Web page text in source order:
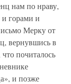
нам по нраву,
горами и
Мерку от
вернувшись в
почиталось
и позже